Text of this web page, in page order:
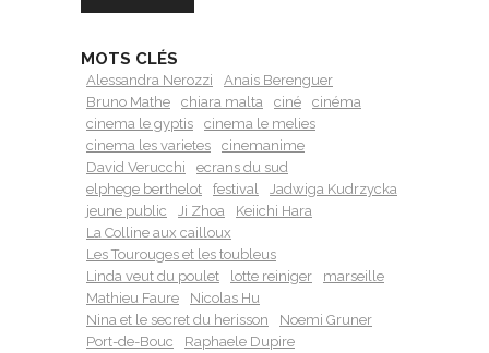
MOTS CLÉS
Alessandra Nerozzi
Anais Berenguer
Bruno Mathe
chiara malta ciné
cinéma
cinema le gyptis
cinema le melies
cinema les varietes
cinemanime
David Verucchi
ecrans du sud
elphege berthelot
festival
Jadwiga Kudrzycka
jeune public
Ji Zhoa
Keiichi Hara
La Colline aux cailloux
Les Tourouges et les toubleus
Linda veut du poulet
lotte reiniger
marseille
Mathieu Faure
Nicolas Hu
Nina et le secret du herisson
Noemi Gruner
Port-de-Bouc
Raphaele Dupire